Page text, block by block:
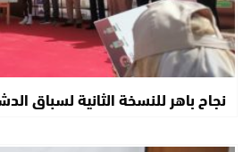
نجاح باهر للنسخة الثانية لسباق